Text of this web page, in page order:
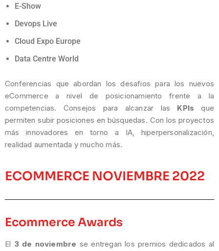
E-Show
Devops Live
Cloud Expo Europe
Data Centre World
Conferencias que abordan los desafios para los nuevos
eCommerce a nivel de posicionamiento frente a la
competencias. Consejos para alcanzar las KPIs que
permiten subir posiciones en búsquedas. Con los proyectos
más innovadores en torno a IA, hiperpersonalización,
realidad aumentada y mucho más.
ECOMMERCE NOVIEMBRE 2022
Ecommerce Awards
El 3 de noviembre se entregan los premios dedicados al